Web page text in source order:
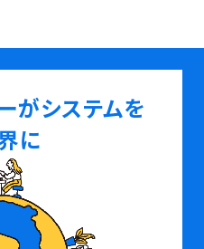
がシステムを
に